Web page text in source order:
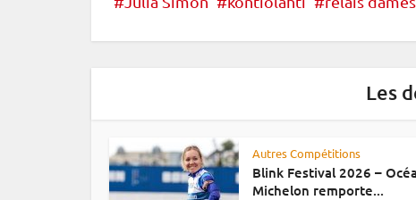
Les
Autres Compétitions
Blink Festival 2026 –
Michelon remporte...